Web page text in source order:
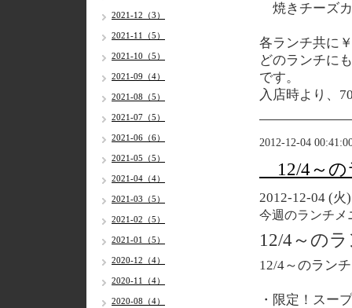
焼きチーズ
各ランチ共に
どのランチに
です。
入店時より、
2012-12-04
12/4～の
2012-12-04 (火)
今週のランチメ
12/4～の
12/4～のラン
・限定！スー
2021-12（3）
2021-11（5）
2021-10（5）
2021-09（4）
2021-08（5）
2021-07（5）
2021-06（6）
2021-05（5）
2021-04（4）
2021-03（5）
2021-02（5）
2021-01（5）
2020-12（4）
2020-11（4）
2020-08（4）